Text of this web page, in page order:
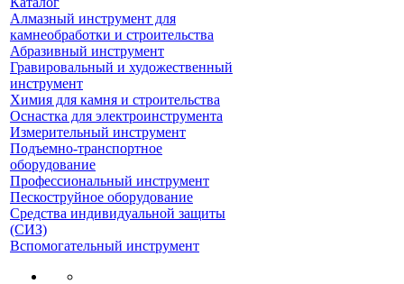
Алмазный инструмент для
камнеобработки и строительства
Абразивный инструмент
Гравировальный и художественный
инструмент
Химия для камня и строительства
Оснастка для электроинструмента
Измерительный инструмент
Подъемно-транспортное
оборудование
Профессиональный инструмент
Пескоструйное оборудование
Средства индивидуальной защиты
(СИЗ)
Вспомогательный инструмент